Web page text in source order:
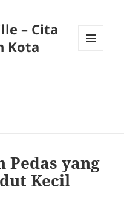
– Cita
Kota
Pedas yang
Kecil